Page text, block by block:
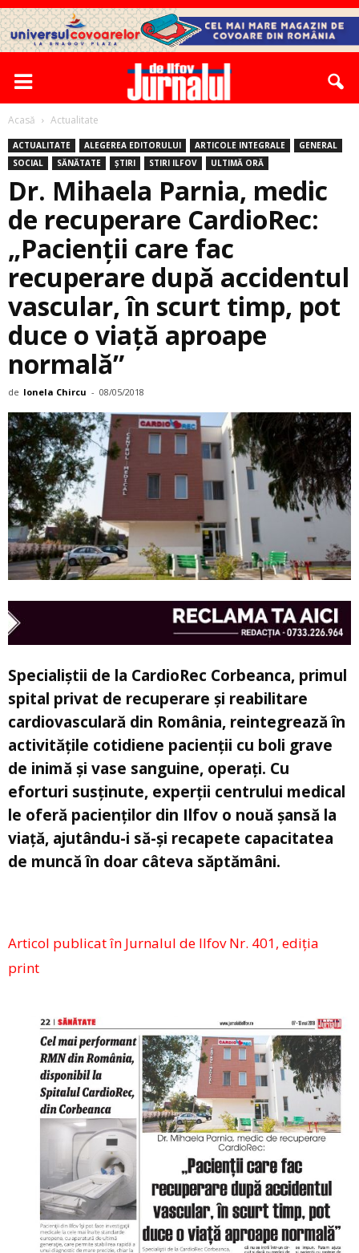
Acasă Actualitate
ACTUALITATE ALEGEREA EDITORULUI ARTICOLE INTEGRALE
GENERAL
SOCIAL
SĂNĂTATE ȘTIRI STIRI ILFOV ULTIMĂ ORĂ
Dr. Mihaela Parnia, medic
de recuperare CardioRec:
„Pacienţii care fac
recuperare după accidentul
vascular, în scurt timp, pot
duce o viaţă aproape
normală”
de Ionela Chircu - 08/05/2018
Specialiștii de la CardioRec Corbeanca, primul
spital privat de recuperare și reabilitare
cardiovasculară din România, reintegrează în
activitățile cotidiene pacienții cu boli grave
de inimă și vase sanguine, operați. Cu
eforturi susținute, experții centrului medical
le oferă pacienților din Ilfov o nouă șansă la
viață, ajutându-i să-și recapete capacitatea
de muncă în doar câteva săptămâni.
Articol publicat în Jurnalul de Ilfov Nr. 401, ediția
print